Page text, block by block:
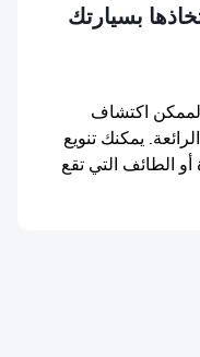
بسيارتك
اكتشاف
يمكنك تنويع
أو الطائف التي تقع